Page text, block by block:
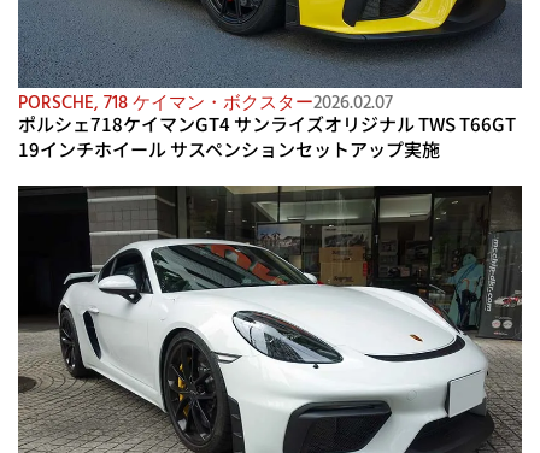
PORSCHE, 718 ケイマン・ボクスター2026.02.07
ポルシェ718ケイマンGT4 サンライズオリジナル TWS T66GT
19インチホイール サスペンションセットアップ実施